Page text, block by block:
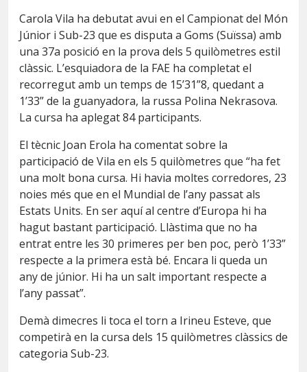
Carola Vila ha debutat avui en el Campionat del Món
Júnior i Sub-23 que es disputa a Goms (Suïssa) amb
una 37a posició en la prova dels 5 quilòmetres estil
clàssic. L’esquiadora de la FAE ha completat el
recorregut amb un temps de 15’31”8, quedant a
1’33” de la guanyadora, la russa Polina Nekrasova.
La cursa ha aplegat 84 participants.
El tècnic Joan Erola ha comentat sobre la
participació de Vila en els 5 quilòmetres que “ha fet
una molt bona cursa. Hi havia moltes corredores, 23
noies més que en el Mundial de l’any passat als
Estats Units. En ser aquí al centre d’Europa hi ha
hagut bastant participació. Llàstima que no ha
entrat entre les 30 primeres per ben poc, però 1’33”
respecte a la primera està bé. Encara li queda un
any de júnior. Hi ha un salt important respecte a
l’any passat”.
Demà dimecres li toca el torn a Irineu Esteve, que
competirà en la cursa dels 15 quilòmetres clàssics de
categoria Sub-23.